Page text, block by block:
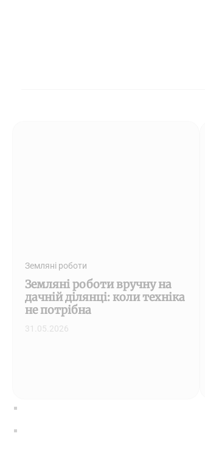
Земляні роботи
Земляні роботи вручну на
дачній ділянці: коли техніка
не потрібна
31.05.2026